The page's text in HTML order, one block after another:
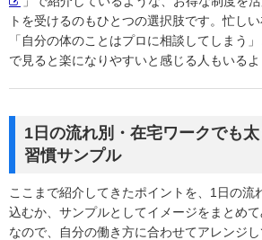
トを受けるのもひとつの選択肢です。忙しい
「自分の体のことはプロに相談してしまう
で見ると楽になりやすいと感じる人もいるよ
1日の流れ別・在宅ワークでも
習慣サンプル
ここまで紹介してきたポイントを、1日の流
込むか、サンプルとしてイメージをまとめ
なので、自分の働き方に合わせてアレンジし